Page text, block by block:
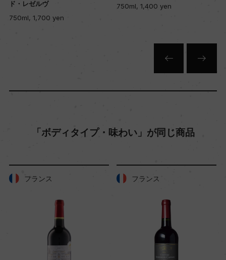
赤
ド・レゼルヴ
750ml, 1,700 yen
750ml, 1,400 yen
「ボディタイプ・味わい」が同じ商品
フランス フランス